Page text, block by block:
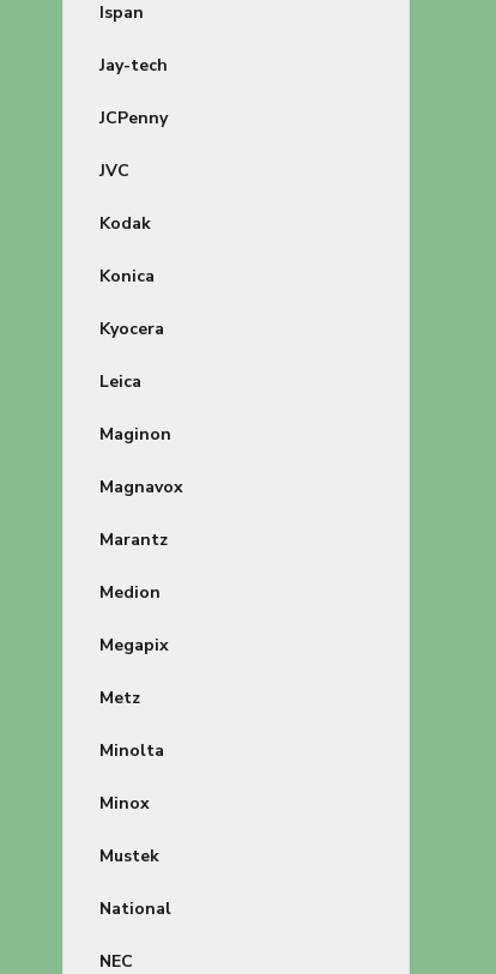
Ispan
Jay-tech
JCPenny
JVC
Kodak
Konica
Kyocera
Leica
Maginon
Magnavox
Marantz
Medion
Megapix
Metz
Minolta
Minox
Mustek
National
NEC